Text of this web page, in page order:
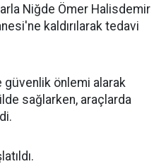
Niğde Ömer Halisdemir
kaldırılarak tedavi
önlemi alarak
sağlarken, araçlarda